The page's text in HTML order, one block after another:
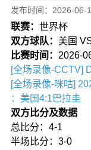
发布时间：2026-06-
联赛： 世界杯
双方球队： 美国
比赛时间： 2026-
[全场录像-CCTV]
[全场录像-咪咕]
：美国4:1巴拉圭
双方比分及数据
总比分：4-1
半场比分：3-0